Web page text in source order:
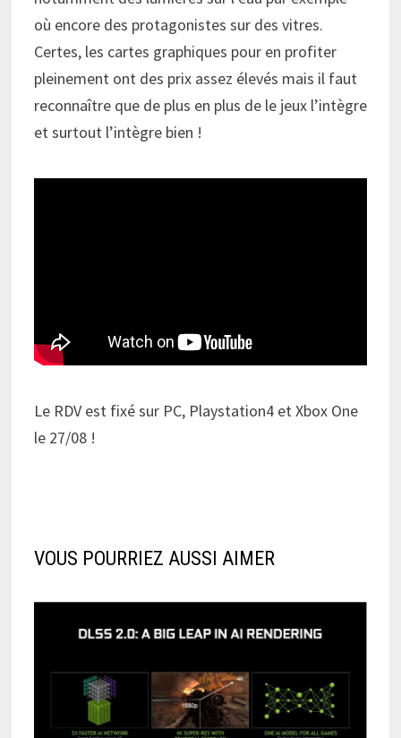
où encore des protagonistes sur des vitres.
Certes, les cartes graphiques pour en profiter
pleinement ont des prix assez élevés mais il faut
reconnaître que de plus en plus de le jeux l’intègre
et surtout l’intègre bien !
Le RDV est fixé sur PC, Playstation4 et Xbox One
le 27/08 !
VOUS POURRIEZ AUSSI AIMER